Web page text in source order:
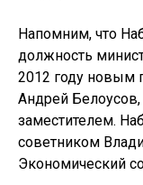
Напомним, что
должность
2012 году новым
Андрей
заместителем.
советником
Экономический